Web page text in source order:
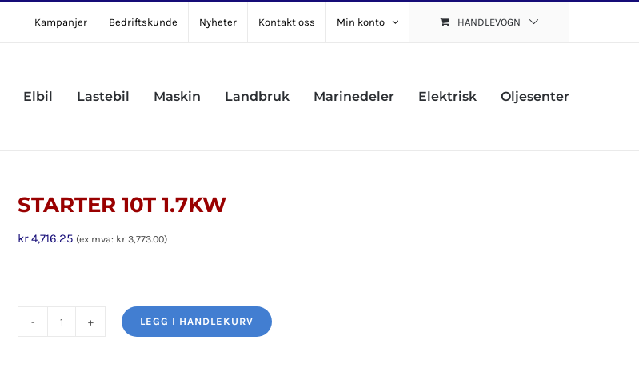
Kampanjer Bedriftskunde Nyheter Kontakt oss Min konto HANDLEVOGN
Elbil Lastebil Maskin Landbruk Marinedeler Elektrisk Oljesenter
STARTER 10T 1.7KW
kr4,716.25 (ex mva: kr 3,773.00)
LEGG I HANDLEKURV